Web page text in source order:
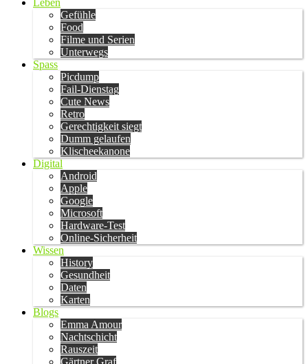
Leben
Gefühle
Food
Filme und Serien
Unterwegs
Spass
Picdump
Fail-Dienstag
Cute News
Retro
Gerechtigkeit siegt
Dumm gelaufen
Klischeekanone
Digital
Android
Apple
Google
Microsoft
Hardware-Test
Online-Sicherheit
Wissen
History
Gesundheit
Daten
Karten
Blogs
Emma Amour
Nachtschicht
Rauszeit
Gärtner Graf